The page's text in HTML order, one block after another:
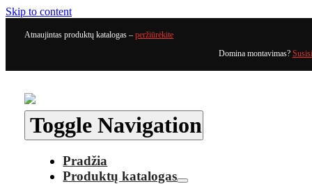
Skip to content
Atnaujintas produktų katalogas –peržiūrėkite
Domina montavimas?
Toggle Navigation
Pradžia
Produktų katalogas